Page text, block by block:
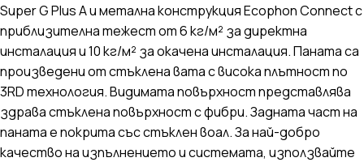
Super G Plus A и метална конструкция Ecophon Connect с
приблизителна тежест от 6 кг/м² за директна
инсталация и 10 кг/м² за окачена инсталация. Паната са
произведени от стъклена вата с висока плътност по
3RD технология. Видимата повърхност представлява
здрава стъклена повърхност с фибри. Задната част на
паната е покрита със стъклен воал. За най-добро
качество на изпълнението и системата, използвайте